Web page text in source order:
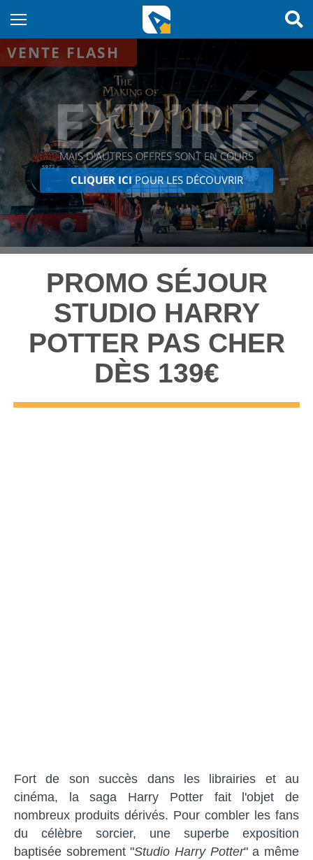
VENTE FLASH
EXPIRÉ
MAIS D'AUTRES OFFRES SONT EN COURS
CLIQUER ICIPOUR LES DÉCOUVRIR
PROMO SÉJOUR
STUDIO HARRY
POTTER PAS CHER
DÈS 139€
Fort de son succès dans les librairies et au
cinéma, la saga Harry Potter fait l'objet de
nombreux produits dérivés. Pour combler les fans
du célèbre sorcier, une superbe exposition
baptisée sobrement "Studio Harry Potter" a même